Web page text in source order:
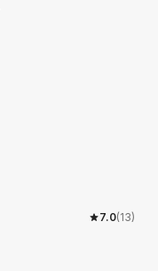
7.0(13)